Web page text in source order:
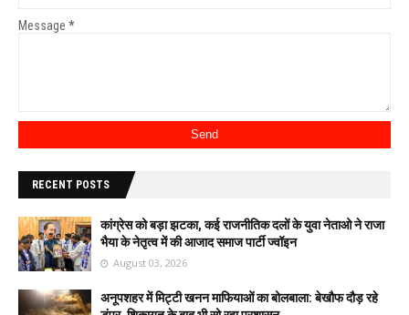
Message *
RECENT POSTS
कांग्रेस को बड़ा झटका, कई राजनीतिक दलों के युवा नेताओ ने राजा
भैया के नेतृत्व में की आजाद समाज पार्टी ज्वॉइन
August 03, 2026
अनूपशहर में मिट्टी खनन माफियाओं का बोलबाला: बेखौफ दौड़ रहे